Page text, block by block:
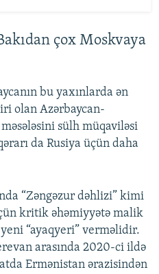
çox Moskvaya
bu yaxınlarda ən
olan Azərbaycan-
sülh müqaviləsi
da Rusiya üçün daha
“Zəngəzur dəhlizi” kimi
kritik əhəmiyyətə malik
“ayaqyeri” verməlidir.
arasında 2020-ci ildə
Ermənistan ərazisindən